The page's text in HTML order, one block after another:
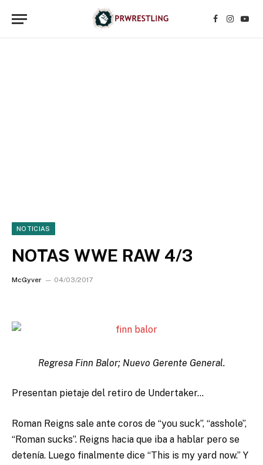
Facebook
NOTICIAS
NOTAS WWE RAW 4/3
McGyver 04/03/2017
Regresa Finn Balor; Nuevo Gerente General.
Presentan pietaje del retiro de Undertaker…
Roman Reigns sale ante coros de “you suck”, “asshole”,
“Roman sucks”. Reigns hacia que iba a hablar pero se
detenía. Luego finalmente dice “This is my yard now.” Y